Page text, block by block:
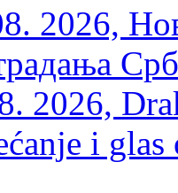
2026,
2026,
i